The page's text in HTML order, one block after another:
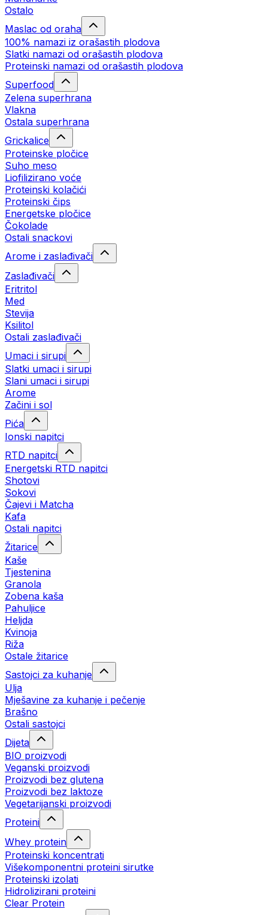
Ostalo
Maslac od oraha
100% namazi iz orašastih plodova
Slatki namazi od orašastih plodova
Proteinski namazi od orašastih plodova
Superfood
Zelena superhrana
Vlakna
Ostala superhrana
Grickalice
Proteinske pločice
Suho meso
Liofilizirano voće
Proteinski kolačići
Proteinski čips
Energetske pločice
Čokolade
Ostali snackovi
Arome i zaslađivači
Zaslađivači
Eritritol
Med
Stevija
Ksilitol
Ostali zaslađivači
Umaci i sirupi
Slatki umaci i sirupi
Slani umaci i sirupi
Arome
Začini i sol
Pića
Ionski napitci
RTD napitci
Energetski RTD napitci
Shotovi
Sokovi
Čajevi i Matcha
Kafa
Ostali napitci
Žitarice
Kaše
Tjestenina
Granola
Zobena kaša
Pahuljice
Heljda
Kvinoja
Riža
Ostale žitarice
Sastojci za kuhanje
Ulja
Mješavine za kuhanje i pečenje
Brašno
Ostali sastojci
Dijeta
BIO proizvodi
Veganski proizvodi
Proizvodi bez glutena
Proizvodi bez laktoze
Vegetarijanski proizvodi
Proteini
Whey protein
Proteinski koncentrati
Višekomponentni proteini sirutke
Proteinski izolati
Hidrolizirani proteini
Clear Protein